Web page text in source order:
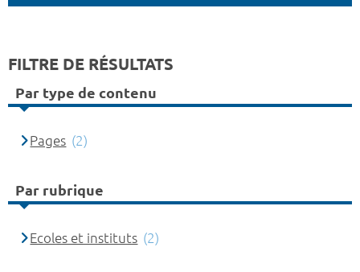
FILTRE DE RÉSULTATS
Par type de contenu
Pages (2)
Par rubrique
Ecoles et instituts (2)